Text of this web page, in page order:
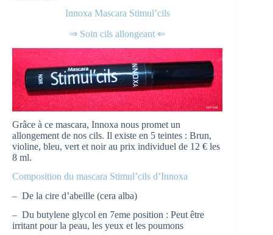
Innoxa Mascara Stimul’cils
⇒ Soin cils allongeant ⇐
Grâce à ce mascara, Innoxa nous promet un
allongement de nos cils. Il existe en 5 teintes : Brun,
violine, bleu, vert et noir au prix individuel de 12 € les
8 ml.
Composition du mascara Stimul’cils d’Innoxa
– De la cire d’abeille (cera alba)
– Du butylene glycol en 7eme position : Peut être
irritant pour la peau, les yeux et les poumons